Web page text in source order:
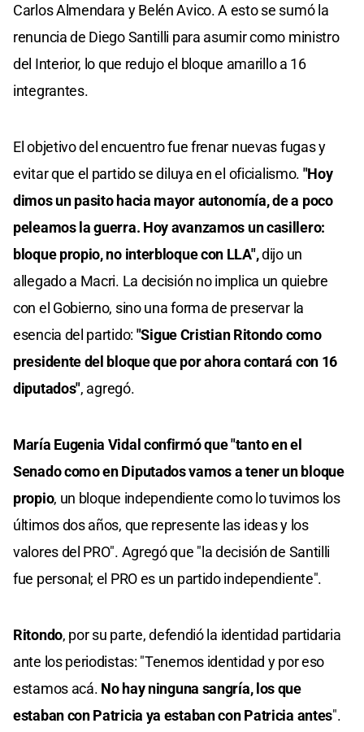
Carlos Almendara y Belén Avico. A esto se sumó la
renuncia de Diego Santilli para asumir como ministro
del Interior, lo que redujo el bloque amarillo a 16
integrantes.
El objetivo del encuentro fue frenar nuevas fugas y
evitar que el partido se diluya en el oficialismo. "Hoy
dimos un pasito hacia mayor autonomía, de a poco
peleamos la guerra. Hoy avanzamos un casillero:
bloque propio, no interbloque con LLA",dijo un
allegado a Macri. La decisión no implica un quiebre
con el Gobierno, sino una forma de preservar la
esencia del partido: "Sigue Cristian Ritondo como
presidente del bloque que por ahora contará con 16
diputados", agregó.
María Eugenia Vidal confirmó que "tanto en el
Senado como en Diputados vamos a tener un bloque
propio, un bloque independiente como lo tuvimos los
últimos dos años, que represente las ideas y los
valores del PRO". Agregó que "la decisión de Santilli
fue personal; el PRO es un partido independiente".
Ritondo, por su parte, defendió la identidad partidaria
ante los periodistas: "Tenemos identidad y por eso
estamos acá. No hay ninguna sangría, los que
estaban con Patricia ya estaban con Patricia antes".